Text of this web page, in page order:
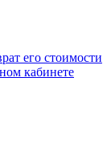
его стоимости
кабинете